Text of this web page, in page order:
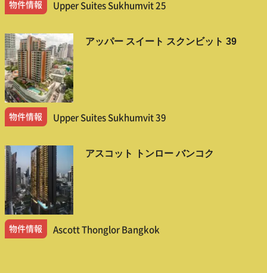
物件情報 Upper Suites Sukhumvit 25
アッパー スイート スクンビット 39
物件情報 Upper Suites Sukhumvit 39
アスコット トンロー バンコク
物件情報 Ascott Thonglor Bangkok